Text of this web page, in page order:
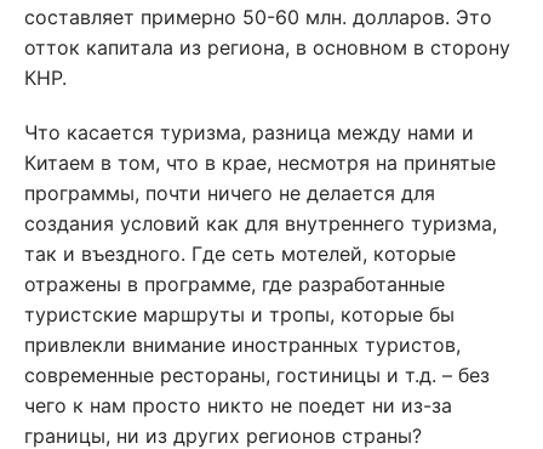
составляет примерно 50-60 млн. долларов. Это
отток капитала из региона, в основном в сторону
КНР.
Что касается туризма, разница между нами и
Китаем в том, что в крае, несмотря на принятые
программы, почти ничего не делается для
создания условий как для внутреннего туризма,
так и въездного. Где сеть мотелей, которые
отражены в программе, где разработанные
туристские маршруты и тропы, которые бы
привлекли внимание иностранных туристов,
современные рестораны, гостиницы и т.д. – без
чего к нам просто никто не поедет ни из-за
границы, ни из других регионов страны?